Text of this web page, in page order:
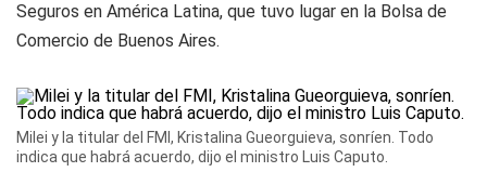
Seguros en América Latina, que tuvo lugar en la Bolsa de
Comercio de Buenos Aires.
Milei y la titular del FMI, Kristalina Gueorguieva, sonríen. Todo
indica que habrá acuerdo, dijo el ministro Luis Caputo.